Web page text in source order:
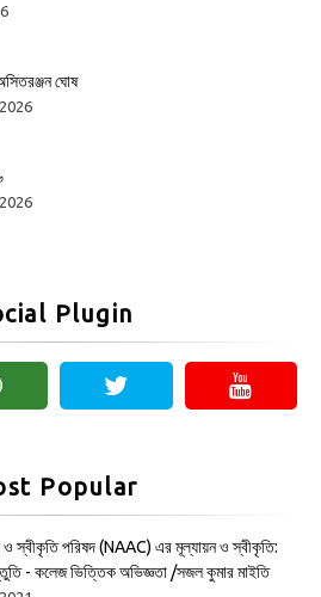
ঘোষ
Plugin
Popular
ও স্বীকৃতি পরিষদ (NAAC) এর মূল্যায়ন ও স্বীকৃতি:
- কলেজ ভিত্তিক অভিজ্ঞতা /সজল কুমার মাইতি